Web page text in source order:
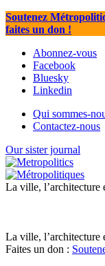
Soutenez
faites un don !
Abonnez-vous
Facebook
Bluesky
Linkedin
Qui sommes-
Contactez-nous
Our sister journal
La ville, l’architecture
La ville, l’architecture
Faites un don :